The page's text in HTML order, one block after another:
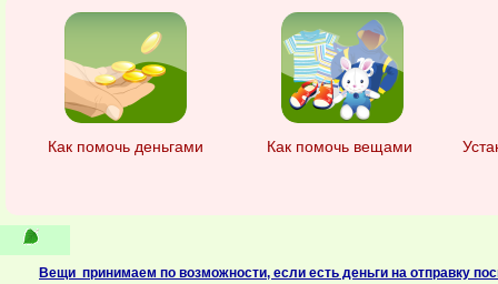
Как помочь деньгами Как помочь вещами
Вещи принимаем по возможности, если есть деньги на отправку